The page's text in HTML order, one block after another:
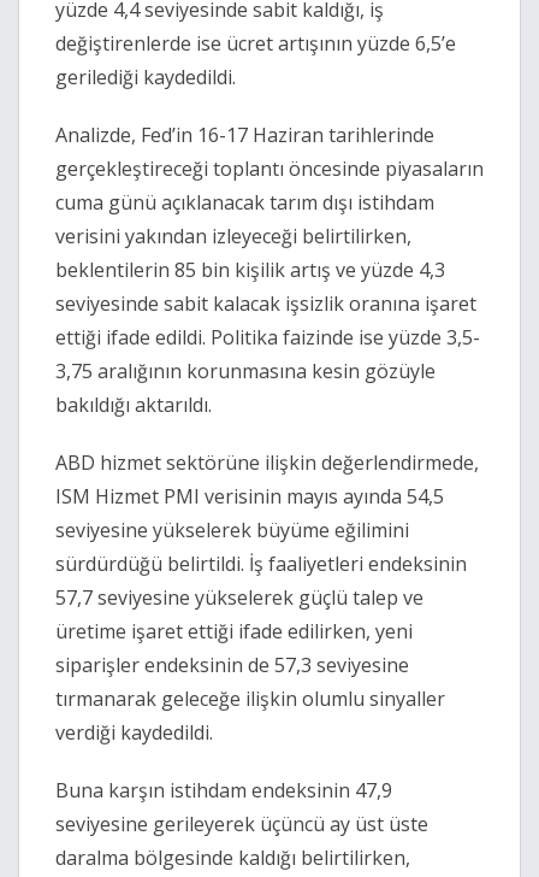
yüzde 4,4 seviyesinde sabit kaldığı, iş
değiştirenlerde ise ücret artışının yüzde 6,5’e
gerilediği kaydedildi.
Analizde, Fed’in 16-17 Haziran tarihlerinde
gerçekleştireceği toplantı öncesinde piyasaların
cuma günü açıklanacak tarım dışı istihdam
verisini yakından izleyeceği belirtilirken,
beklentilerin 85 bin kişilik artış ve yüzde 4,3
seviyesinde sabit kalacak işsizlik oranına işaret
ettiği ifade edildi. Politika faizinde ise yüzde 3,5-
3,75 aralığının korunmasına kesin gözüyle
bakıldığı aktarıldı.
ABD hizmet sektörüne ilişkin değerlendirmede,
ISM Hizmet PMI verisinin mayıs ayında 54,5
seviyesine yükselerek büyüme eğilimini
sürdürdüğü belirtildi. İş faaliyetleri endeksinin
57,7 seviyesine yükselerek güçlü talep ve
üretime işaret ettiği ifade edilirken, yeni
siparişler endeksinin de 57,3 seviyesine
tırmanarak geleceğe ilişkin olumlu sinyaller
verdiği kaydedildi.
Buna karşın istihdam endeksinin 47,9
seviyesine gerileyerek üçüncü ay üst üste
daralma bölgesinde kaldığı belirtilirken,